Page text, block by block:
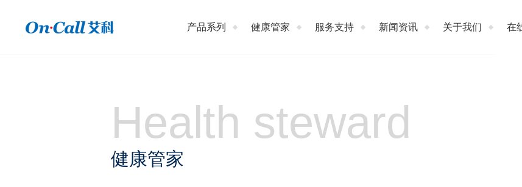
产品系列 健康管家 服务支持 新闻资讯 关于我们 在
Health steward
健康管家